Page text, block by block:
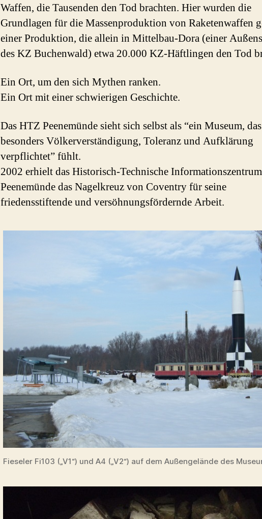
Waffen, die Tausenden den Tod brachten. Hier wurden die
Grundlagen für die Massenproduktion von Raketenwaffen
einer Produktion, die allein in Mittelbau-Dora (einer
des KZ Buchenwald) etwa 20.000 KZ-Häftlingen den Tod
Ein Ort, um den sich Mythen ranken.
Ein Ort mit einer schwierigen Geschichte.
Das HTZ Peenemünde sieht sich selbst als “ein Museum,
besonders Völkerverständigung, Toleranz und Aufklärung
verpflichtet” fühlt.
2002 erhielt das Historisch-Technische Informationszentrum
Peenemünde das Nagelkreuz von Coventry für seine
friedensstiftende und versöhnungsfördernde Arbeit.
Fieseler Fi103 („V1“) und A4 („V2“) auf dem Außengelände des